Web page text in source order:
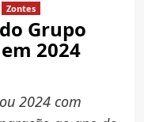
Zontes
Grupo
2024
2024 com